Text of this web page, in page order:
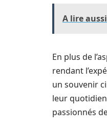
A lire
En plus de
rendant
un souvenir
leur
passionnés